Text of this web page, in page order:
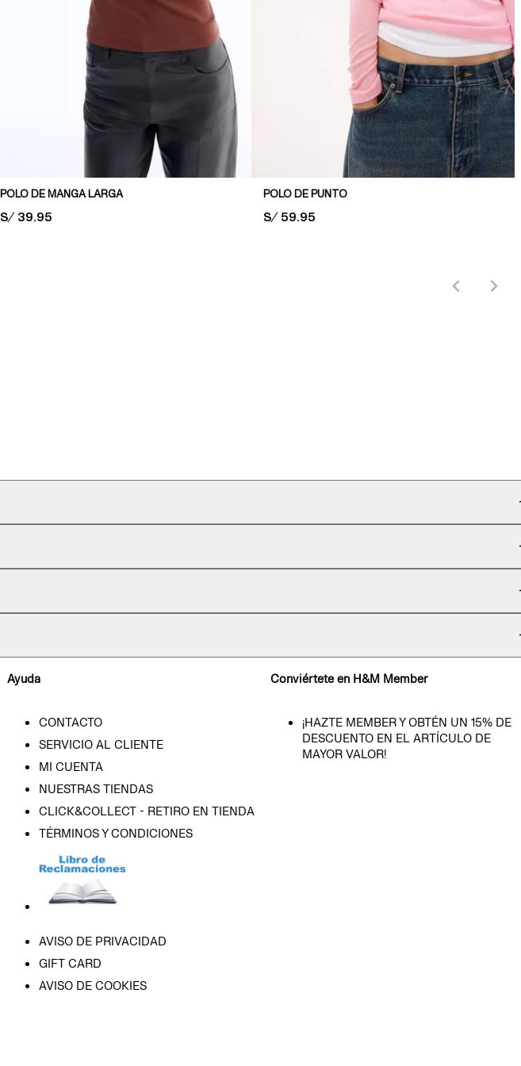
POLO DE MANGA LARGA
PRICE:
S/ 39.95
POLO DE PUNTO
PRICE:
S/ 59.95
Ayuda
CONTACTO
SERVICIO AL CLIENTE
MI CUENTA
NUESTRAS TIENDAS
CLICK&COLLECT - RETIRO EN TIENDA
TÉRMINOS Y CONDICIONES
AVISO DE PRIVACIDAD
GIFT CARD
AVISO DE COOKIES
Conviértete en H&M Member
¡HAZTE MEMBER Y OBTÉN UN 15% DE
DESCUENTO EN EL ARTÍCULO DE
MAYOR VALOR!